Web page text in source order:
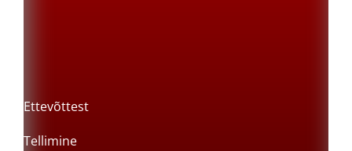
Ettevõttest
Tellimine